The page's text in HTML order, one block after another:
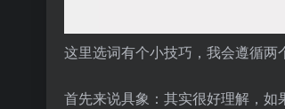
这里选词有个小技巧，我会遵循两
首先来说具象：其实很好理解，如